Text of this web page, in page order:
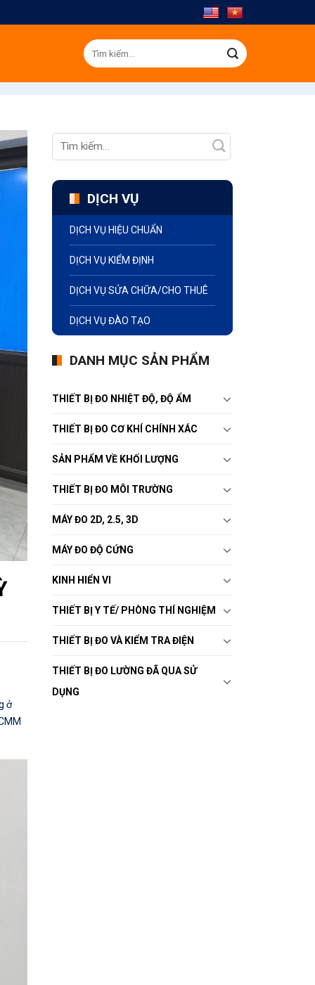
Tìm
kiếm:
ở
DỊCH VỤ
DỊCH VỤ HIỆU CHUẨN
DỊCH VỤ KIỂM ĐỊNH
DỊCH VỤ SỬA CHỮA/CHO THUÊ
DỊCH VỤ ĐÀO TẠO
DANH MỤC SẢN PHẨM
THIẾT BỊ ĐO NHIỆT ĐỘ, ĐỘ ẨM
THIẾT BỊ ĐO CƠ KHÍ CHÍNH XÁC
SẢN PHẨM VỀ KHỐI LƯỢNG
THIẾT BỊ ĐO MÔI TRƯỜNG
MÁY ĐO 2D, 2.5, 3D
MÁY ĐO ĐỘ CỨNG
KINH HIỂN VI
THIẾT BỊ Y TẾ/ PHÒNG THÍ NGHIỆM
THIẾT BỊ ĐO VÀ KIỂM TRA ĐIỆN
THIẾT BỊ ĐO LƯỜNG ĐÃ QUA SỬ
DỤNG